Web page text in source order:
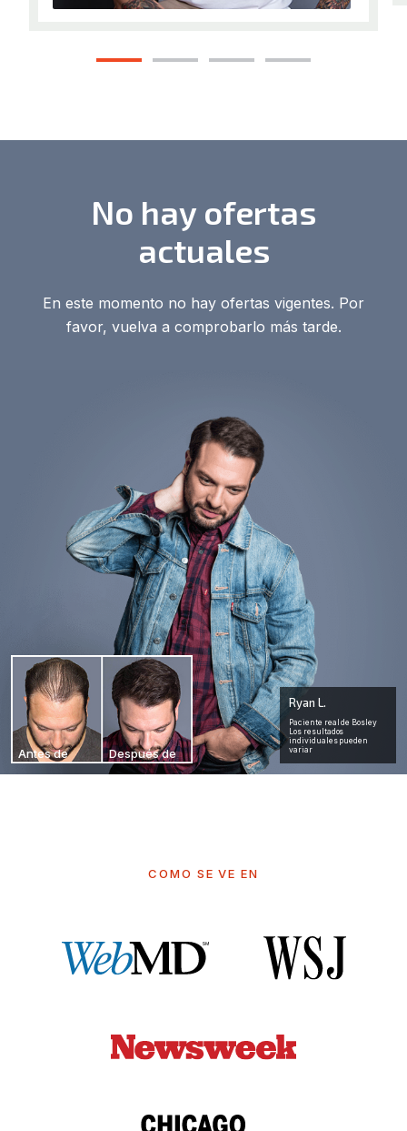
Antes de Después de
Ryan L.
Paciente real de Bosley
Los resultados
individuales pueden
variar
No hay ofertas
actuales
En este momento no hay ofertas vigentes. Por
favor, vuelva a comprobarlo más tarde.
COMO SE VE EN